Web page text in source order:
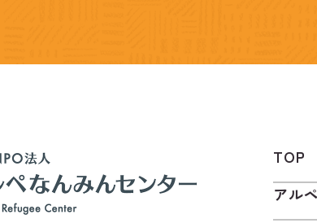
TOP
アル